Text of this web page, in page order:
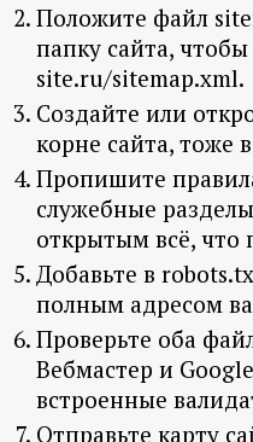
Положите файл
папку сайта,
site.ru/sitemap.xml.
Создайте или
корне сайта, тоже
Пропишите
служебные
открытым всё, что
Добавьте в
полным адресом
Проверьте оба
Вебмастер и
встроенные
Отправьте карту